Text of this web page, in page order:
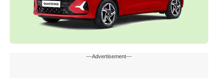
---Advertisement---